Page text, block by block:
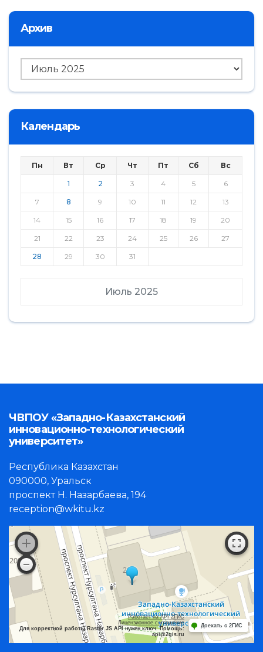
Архив
Архив
Календарь
Июль 2025
Пн Вт Ср Чт Пт Сб Вс
1 2 3 4 5 6
7 8 9 10 11 12 13
14 15 16 17 18 19 20
21 22 23 24 25 26 27
28 29 30 31
ЧВПОУ «Западно-Казахстанский
инновационно-технологический
университет»
Республика Казахстан
090000, Уральск
проспект Н. Назарбаева, 194
reception@wkitu.kz
Работает на API 2ГИС
Лицензионное соглашение
Для корректной работы Raster JS API нужен ключ. Помощь:
api@2gis.ru
Доехать с 2ГИС